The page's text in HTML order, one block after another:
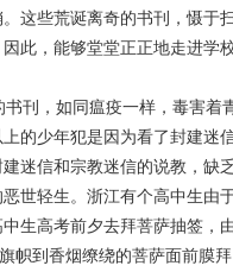
这些荒诞离奇的书刊，慑于
此，能够堂堂正正地走进学
刊，如同瘟疫一样，毒害着
的少年犯是因为看了封建迷
迷信和宗教迷信的说教，缺
世轻生。浙江有个高中生由
生高考前夕去拜菩萨抽签，
帜到香烟缭绕的菩萨面前膜